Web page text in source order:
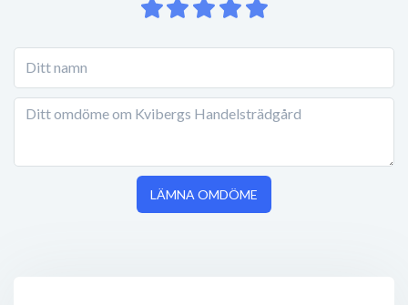
LÄMNA OMDÖME